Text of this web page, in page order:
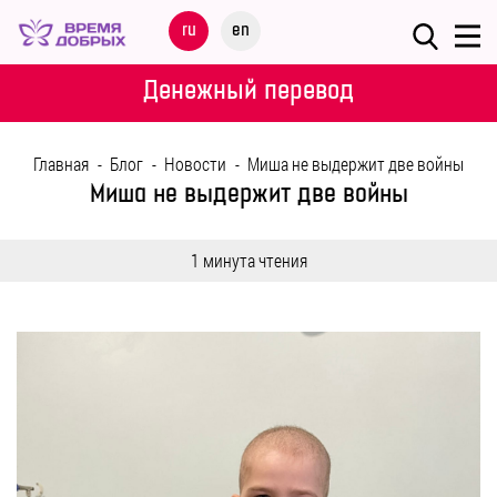
ru en
Меню
НАШИ
ПАРТНЕРАМ
Денежный перевод
Главная - Блог - Новости - Миша не выдержит две войны
Миша не выдержит две войны
1 минута чтения